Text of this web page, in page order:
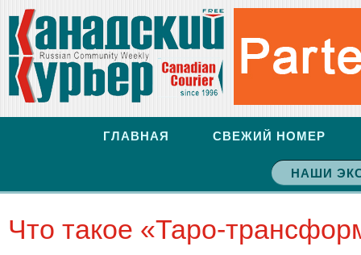
ГЛАВНАЯ СВЕЖИЙ НОМЕР
НАШИ
Что такое «Таро-